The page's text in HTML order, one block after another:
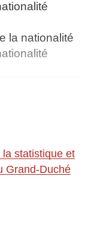
la nationalité
la statistique et
Grand-Duché